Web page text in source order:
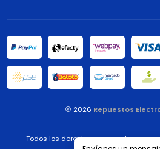
2026 Repuestos
.
Todos los derechos reservados.